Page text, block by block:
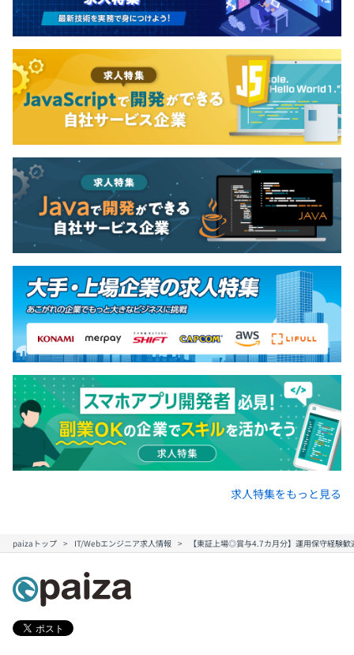
求人特集をもっと見る
paizaトップ IT/Webエンジニア求人情報 【東証上場◎賞与4.7カ月分】運用保守経験